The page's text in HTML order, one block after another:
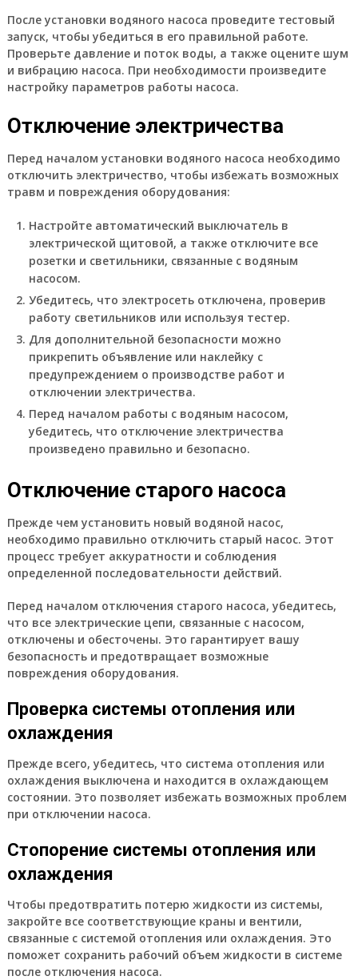
После установки водяного насоса проведите тестовый
запуск, чтобы убедиться в его правильной работе.
Проверьте давление и поток воды, а также оцените шум
и вибрацию насоса. При необходимости произведите
настройку параметров работы насоса.
Отключение электричества
Перед началом установки водяного насоса необходимо
отключить электричество, чтобы избежать возможных
травм и повреждения оборудования:
Настройте автоматический выключатель в
электрической щитовой, а также отключите все
розетки и светильники, связанные с водяным
насосом.
Убедитесь, что электросеть отключена, проверив
работу светильников или используя тестер.
Для дополнительной безопасности можно
прикрепить объявление или наклейку с
предупреждением о производстве работ и
отключении электричества.
Перед началом работы с водяным насосом,
убедитесь, что отключение электричества
произведено правильно и безопасно.
Отключение старого насоса
Прежде чем установить новый водяной насос,
необходимо правильно отключить старый насос. Этот
процесс требует аккуратности и соблюдения
определенной последовательности действий.
Перед началом отключения старого насоса, убедитесь,
что все электрические цепи, связанные с насосом,
отключены и обесточены. Это гарантирует вашу
безопасность и предотвращает возможные
повреждения оборудования.
Проверка системы отопления или
охлаждения
Прежде всего, убедитесь, что система отопления или
охлаждения выключена и находится в охлаждающем
состоянии. Это позволяет избежать возможных проблем
при отключении насоса.
Стопорение системы отопления или
охлаждения
Чтобы предотвратить потерю жидкости из системы,
закройте все соответствующие краны и вентили,
связанные с системой отопления или охлаждения. Это
поможет сохранить рабочий объем жидкости в системе
после отключения насоса.